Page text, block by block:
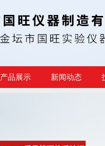
产品展示 新闻动态